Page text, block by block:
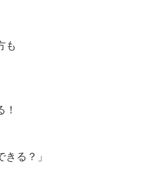
も
る？」